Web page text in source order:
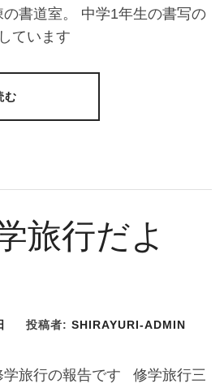
書道室。 中学1年生の書写の
ています
む
旅行だよ
投稿者: SHIRAYURI-ADMIN
学旅行の報告です 修学旅行三